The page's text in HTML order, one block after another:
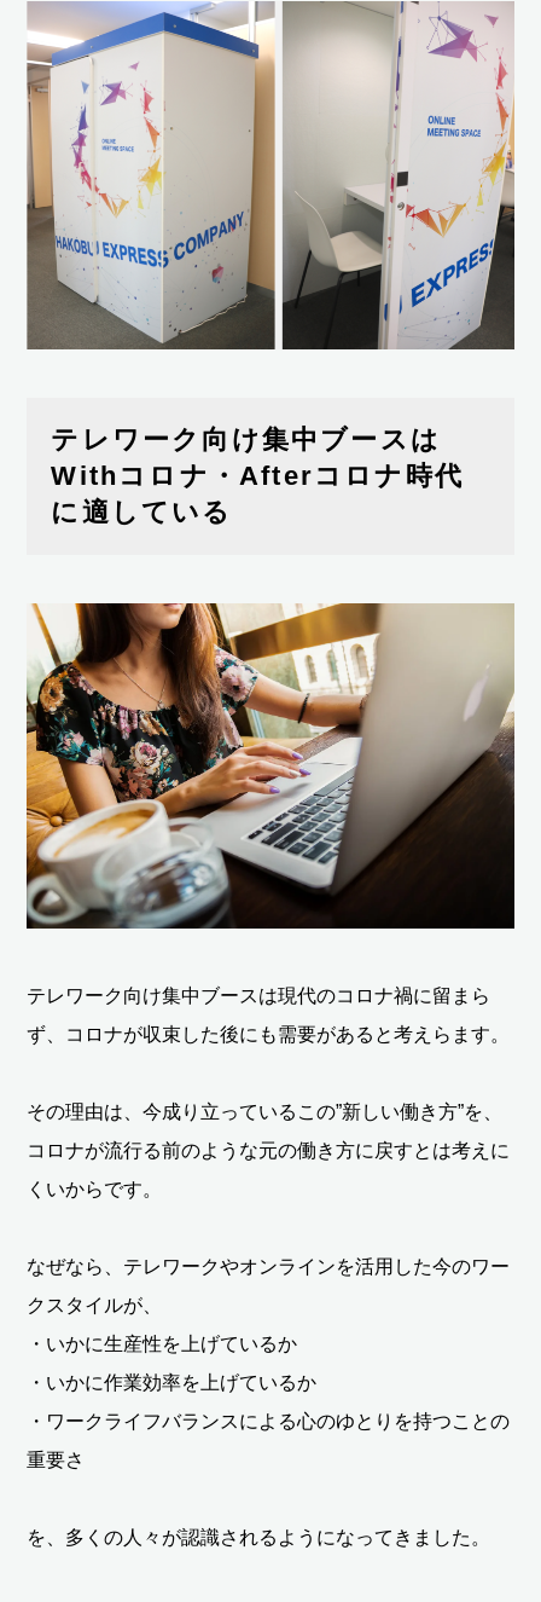
テレワーク向け集中ブースは
Withコロナ・Afterコロナ時代
に適している
テレワーク向け集中ブースは現代のコロナ禍に留まら
ず、コロナが収束した後にも需要があると考えらます。
その理由は、今成り立っているこの”新しい働き方”を、
コロナが流行る前のような元の働き方に戻すとは考えに
くいからです。
なぜなら、テレワークやオンラインを活用した今のワー
クスタイルが、
・いかに生産性を上げているか
・いかに作業効率を上げているか
・ワークライフバランスによる心のゆとりを持つことの
重要さ
を、多くの人々が認識されるようになってきました。